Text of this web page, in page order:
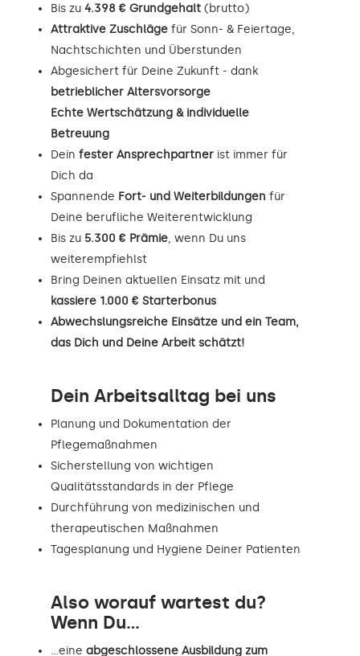
Bis zu 4.398 € Grundgehalt (brutto)
Attraktive Zuschläge für Sonn- & Feiertage,
Nachtschichten und Überstunden
Abgesichert für Deine Zukunft - dank
betrieblicher Altersvorsorge
Echte Wertschätzung & individuelle
Betreuung
Dein fester Ansprechpartner ist immer für
Dich da
Spannende Fort- und Weiterbildungen für
Deine berufliche Weiterentwicklung
Bis zu 5.300 € Prämie, wenn Du uns
weiterempfiehlst
Bring Deinen aktuellen Einsatz mit und
kassiere 1.000 € Starterbonus
Abwechslungsreiche Einsätze und ein Team,
das Dich und Deine Arbeit schätzt!
Dein Arbeitsalltag bei uns
Planung und Dokumentation der
Pflegemaßnahmen
Sicherstellung von wichtigen
Qualitätsstandards in der Pflege
Durchführung von medizinischen und
therapeutischen Maßnahmen
Tagesplanung und Hygiene Deiner Patienten
Also worauf wartest du?
Wenn Du...
…eine abgeschlossene Ausbildung zum